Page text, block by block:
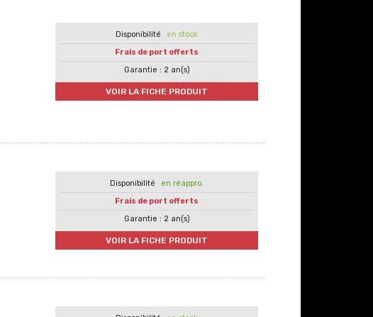
en stock
Frais de port offerts
Garantie : 2 an(s)
VOIR LA FICHE PRODUIT
en réappro.
Frais de port offerts
Garantie : 2 an(s)
VOIR LA FICHE PRODUIT